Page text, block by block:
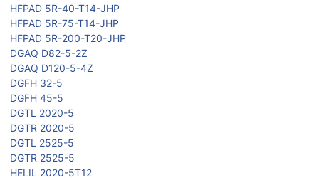
HFPAD 5R-40-T14-JHP
HFPAD 5R-75-T14-JHP
HFPAD 5R-200-T20-JHP
DGAQ D82-5-2Z
DGAQ D120-5-4Z
DGFH 32-5
DGFH 45-5
DGTL 2020-5
DGTR 2020-5
DGTL 2525-5
DGTR 2525-5
HELIL 2020-5T12